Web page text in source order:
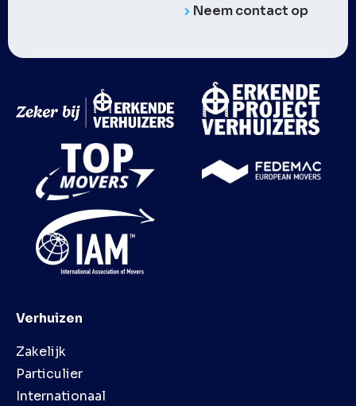
Neem contact op
Verhuizen
Zakelijk
Particulier
Internationaal